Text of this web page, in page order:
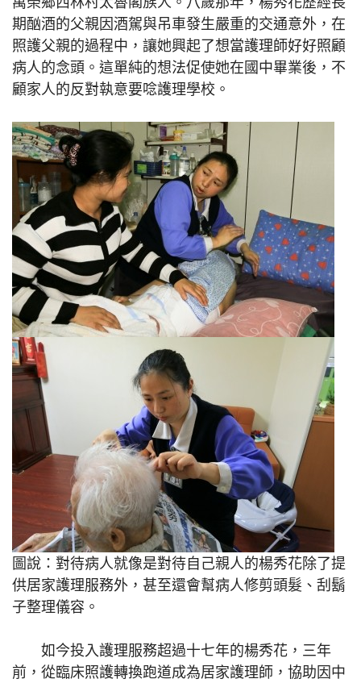
期酗酒的父親因酒駕與吊車發生嚴重的交通意外，在
照護父親的過程中，讓她興起了想當護理師好好照顧
病人的念頭。這單純的想法促使她在國中畢業後，不
顧家人的反對執意要唸護理學校。
圖說：對待病人就像是對待自己親人的楊秀花除了提
供居家護理服務外，甚至還會幫病人修剪頭髮、刮鬍
子整理儀容。
如今投入護理服務超過十七年的楊秀花，三年
前，從臨床照護轉換跑道成為居家護理師，協助因中